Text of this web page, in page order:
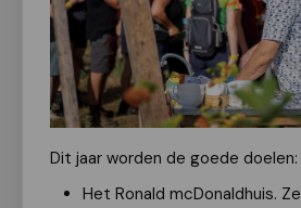
Dit jaar worden de goede doelen:
Het Ronald mcDonaldhuis.